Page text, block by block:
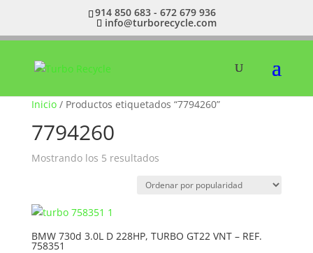
914 850 683 - 672 679 936
info@turborecycle.com
Inicio/ Productos etiquetados “7794260”
7794260
Mostrando los 5 resultadosOrdenado
popularidad
BMW 730d 3.0L D 228HP, TURBO GT22 VNT – REF.
758351